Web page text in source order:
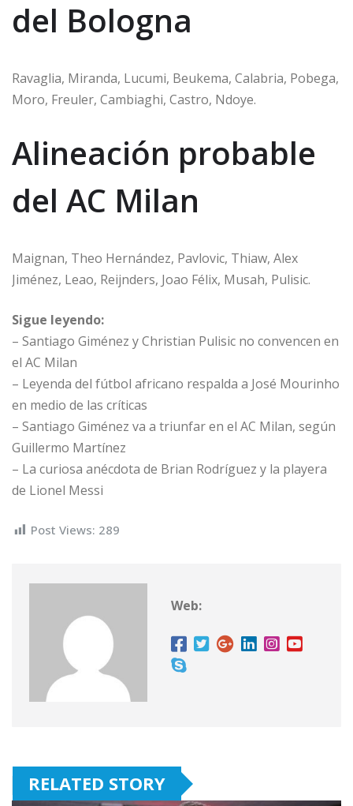
del Bologna
Ravaglia, Miranda, Lucumi, Beukema, Calabria, Pobega,
Moro, Freuler, Cambiaghi, Castro, Ndoye.
Alineación probable
del AC Milan
Maignan, Theo Hernández, Pavlovic, Thiaw, Alex
Jiménez, Leao, Reijnders, Joao Félix, Musah, Pulisic.
Sigue leyendo:
– Santiago Giménez y Christian Pulisic no convencen en
el AC Milan
– Leyenda del fútbol africano respalda a José Mourinho
en medio de las críticas
– Santiago Giménez va a triunfar en el AC Milan, según
Guillermo Martínez
– La curiosa anécdota de Brian Rodríguez y la playera
de Lionel Messi
Post Views: 289
Web:
RELATED STORY